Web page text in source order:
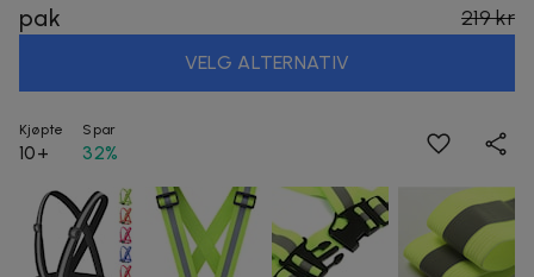
pak
219 kr
VELG ALTERNATIV
Kjøpte
10+
Spar
32%